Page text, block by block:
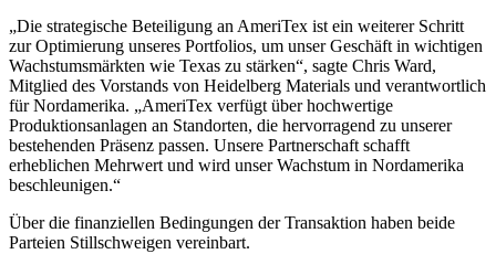
„Die strategische Beteiligung an AmeriTex ist ein weiterer Schritt
zur Optimierung unseres Portfolios, um unser Geschäft in wichtigen
Wachstumsmärkten wie Texas zu stärken“, sagte Chris Ward,
Mitglied des Vorstands von Heidelberg Materials und verantwortlich
für Nordamerika. „AmeriTex verfügt über hochwertige
Produktionsanlagen an Standorten, die hervorragend zu unserer
bestehenden Präsenz passen. Unsere Partnerschaft schafft
erheblichen Mehrwert und wird unser Wachstum in Nordamerika
beschleunigen.“
Über die finanziellen Bedingungen der Transaktion haben beide
Parteien Stillschweigen vereinbart.